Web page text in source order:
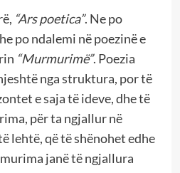
“Ars poetica”. Ne po
po ndalemi në poezinë e
“Murmurimë”. Poezia
nga struktura, por të
e saja të ideve, dhe të
për ta ngjallur në
lehtë, që të shënohet edhe
janë të ngjallura